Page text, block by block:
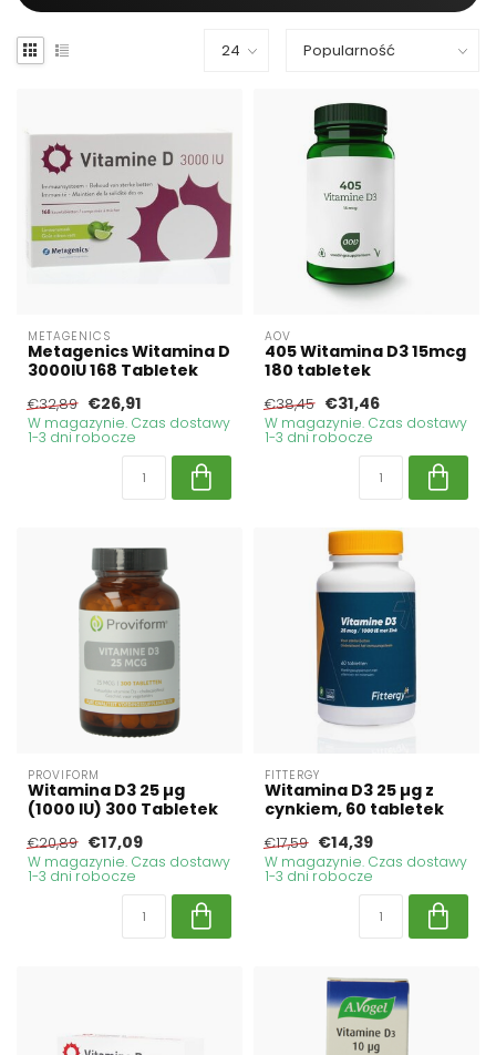
METAGENICS
Metagenics Witamina D
3000IU 168 Tabletek
€32,89 €26,91
W magazynie. Czas dostawy
1-3 dni robocze
AOV
405 Witamina D3 15mcg
180 tabletek
€38,45 €31,46
W magazynie. Czas dostawy
1-3 dni robocze
PROVIFORM
Witamina D3 25 µg
(1000 IU) 300 Tabletek
€20,89 €17,09
W magazynie. Czas dostawy
1-3 dni robocze
FITTERGY
Witamina D3 25 µg z
cynkiem, 60 tabletek
€17,59 €14,39
W magazynie. Czas dostawy
1-3 dni robocze